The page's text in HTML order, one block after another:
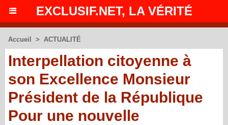
EXCLUSIF.NET, LA VÉRITÉ
Accueil > ACTUALITÉ
Interpellation citoyenne à
son Excellence Monsieur
Président de la République
Pour une nouvelle